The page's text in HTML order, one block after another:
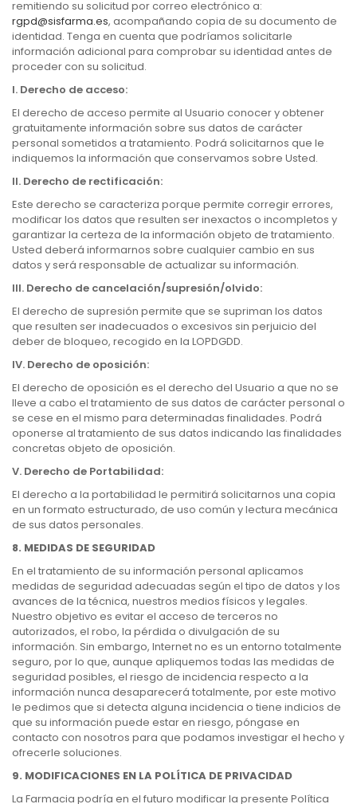
remitiendo su solicitud por correo electrónico a:
rgpd@sisfarma.es, acompañando copia de su documento de
identidad. Tenga en cuenta que podríamos solicitarle
información adicional para comprobar su identidad antes de
proceder con su solicitud.
I. Derecho de acceso:
El derecho de acceso permite al Usuario conocer y obtener
gratuitamente información sobre sus datos de carácter
personal sometidos a tratamiento. Podrá solicitarnos que le
indiquemos la información que conservamos sobre Usted.
II. Derecho de rectificación:
Este derecho se caracteriza porque permite corregir errores,
modificar los datos que resulten ser inexactos o incompletos y
garantizar la certeza de la información objeto de tratamiento.
Usted deberá informarnos sobre cualquier cambio en sus
datos y será responsable de actualizar su información.
III. Derecho de cancelación/supresión/olvido:
El derecho de supresión permite que se supriman los datos
que resulten ser inadecuados o excesivos sin perjuicio del
deber de bloqueo, recogido en la LOPDGDD.
IV. Derecho de oposición:
El derecho de oposición es el derecho del Usuario a que no se
lleve a cabo el tratamiento de sus datos de carácter personal o
se cese en el mismo para determinadas finalidades. Podrá
oponerse al tratamiento de sus datos indicando las finalidades
concretas objeto de oposición.
V. Derecho de Portabilidad:
El derecho a la portabilidad le permitirá solicitarnos una copia
en un formato estructurado, de uso común y lectura mecánica
de sus datos personales.
8. MEDIDAS DE SEGURIDAD
En el tratamiento de su información personal aplicamos
medidas de seguridad adecuadas según el tipo de datos y los
avances de la técnica, nuestros medios físicos y legales.
Nuestro objetivo es evitar el acceso de terceros no
autorizados, el robo, la pérdida o divulgación de su
información. Sin embargo, Internet no es un entorno totalmente
seguro, por lo que, aunque apliquemos todas las medidas de
seguridad posibles, el riesgo de incidencia respecto a la
información nunca desaparecerá totalmente, por este motivo
le pedimos que si detecta alguna incidencia o tiene indicios de
que su información puede estar en riesgo, póngase en
contacto con nosotros para que podamos investigar el hecho y
ofrecerle soluciones.
9. MODIFICACIONES EN LA POLÍTICA DE PRIVACIDAD
La Farmacia podría en el futuro modificar la presente Política